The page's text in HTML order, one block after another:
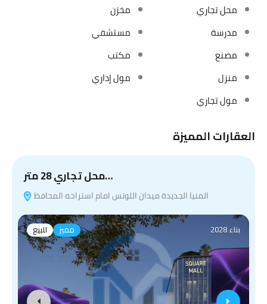
محل تجاري
مخزن
مدرسة
مستشفي
مصنع
مكتب
منزل
مول إداري
مول تجاري
العقارات المميزة
محل تجاري 28 متر…
المنيا الجديدة ميدان اللوتس امام استراحه المحافظ
للبيع مميز بناء 2028